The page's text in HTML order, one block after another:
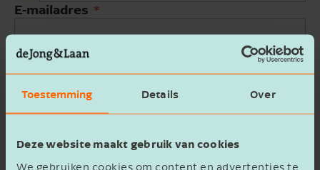
Toestemming Details Over
Deze website maakt gebruik van cookies
We gebruiken cookies om content en advertenties te
E-mailadres
Bedrijfsnaam